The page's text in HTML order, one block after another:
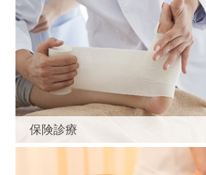
保険診療